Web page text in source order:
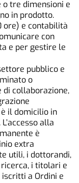
tre dimensioni e
in prodotto.
ore) e contabilità
con
e per gestire le
pubblico e
o
di collaborazione,
il domicilio in
alla
è
extra
utili, i dottorandi,
i titolari e
a Ordini e